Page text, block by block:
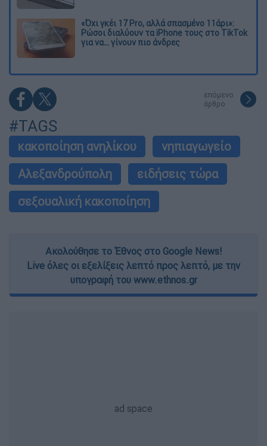
«Όχι γκέι 17 Pro, αλλά σπασμένο 11άρι»:
Ρώσοι διαλύουν τα iPhone τους στο TikTok
για να... γίνουν πιο άνδρες
επόμενο
άρθρο
#TAGS
κακοποίηση ανηλίκου
νηπιαγωγείο
Αλεξανδρούπολη
ειδήσεις τώρα
σεξουαλική κακοποίηση
Ακολούθησε το Έθνος στο Google News!
Live όλες οι εξελίξεις λεπτό προς λεπτό, με την
υπογραφή του www.ethnos.gr